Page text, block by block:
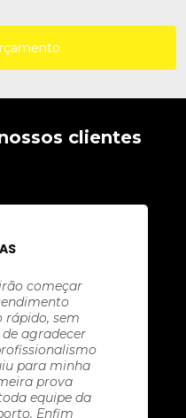
clientes
começar
rápido, sem
agradecer
para minha
prova
equipe da
Enfim